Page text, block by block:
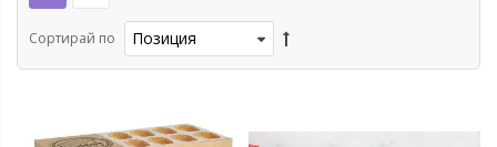
Сортирай по